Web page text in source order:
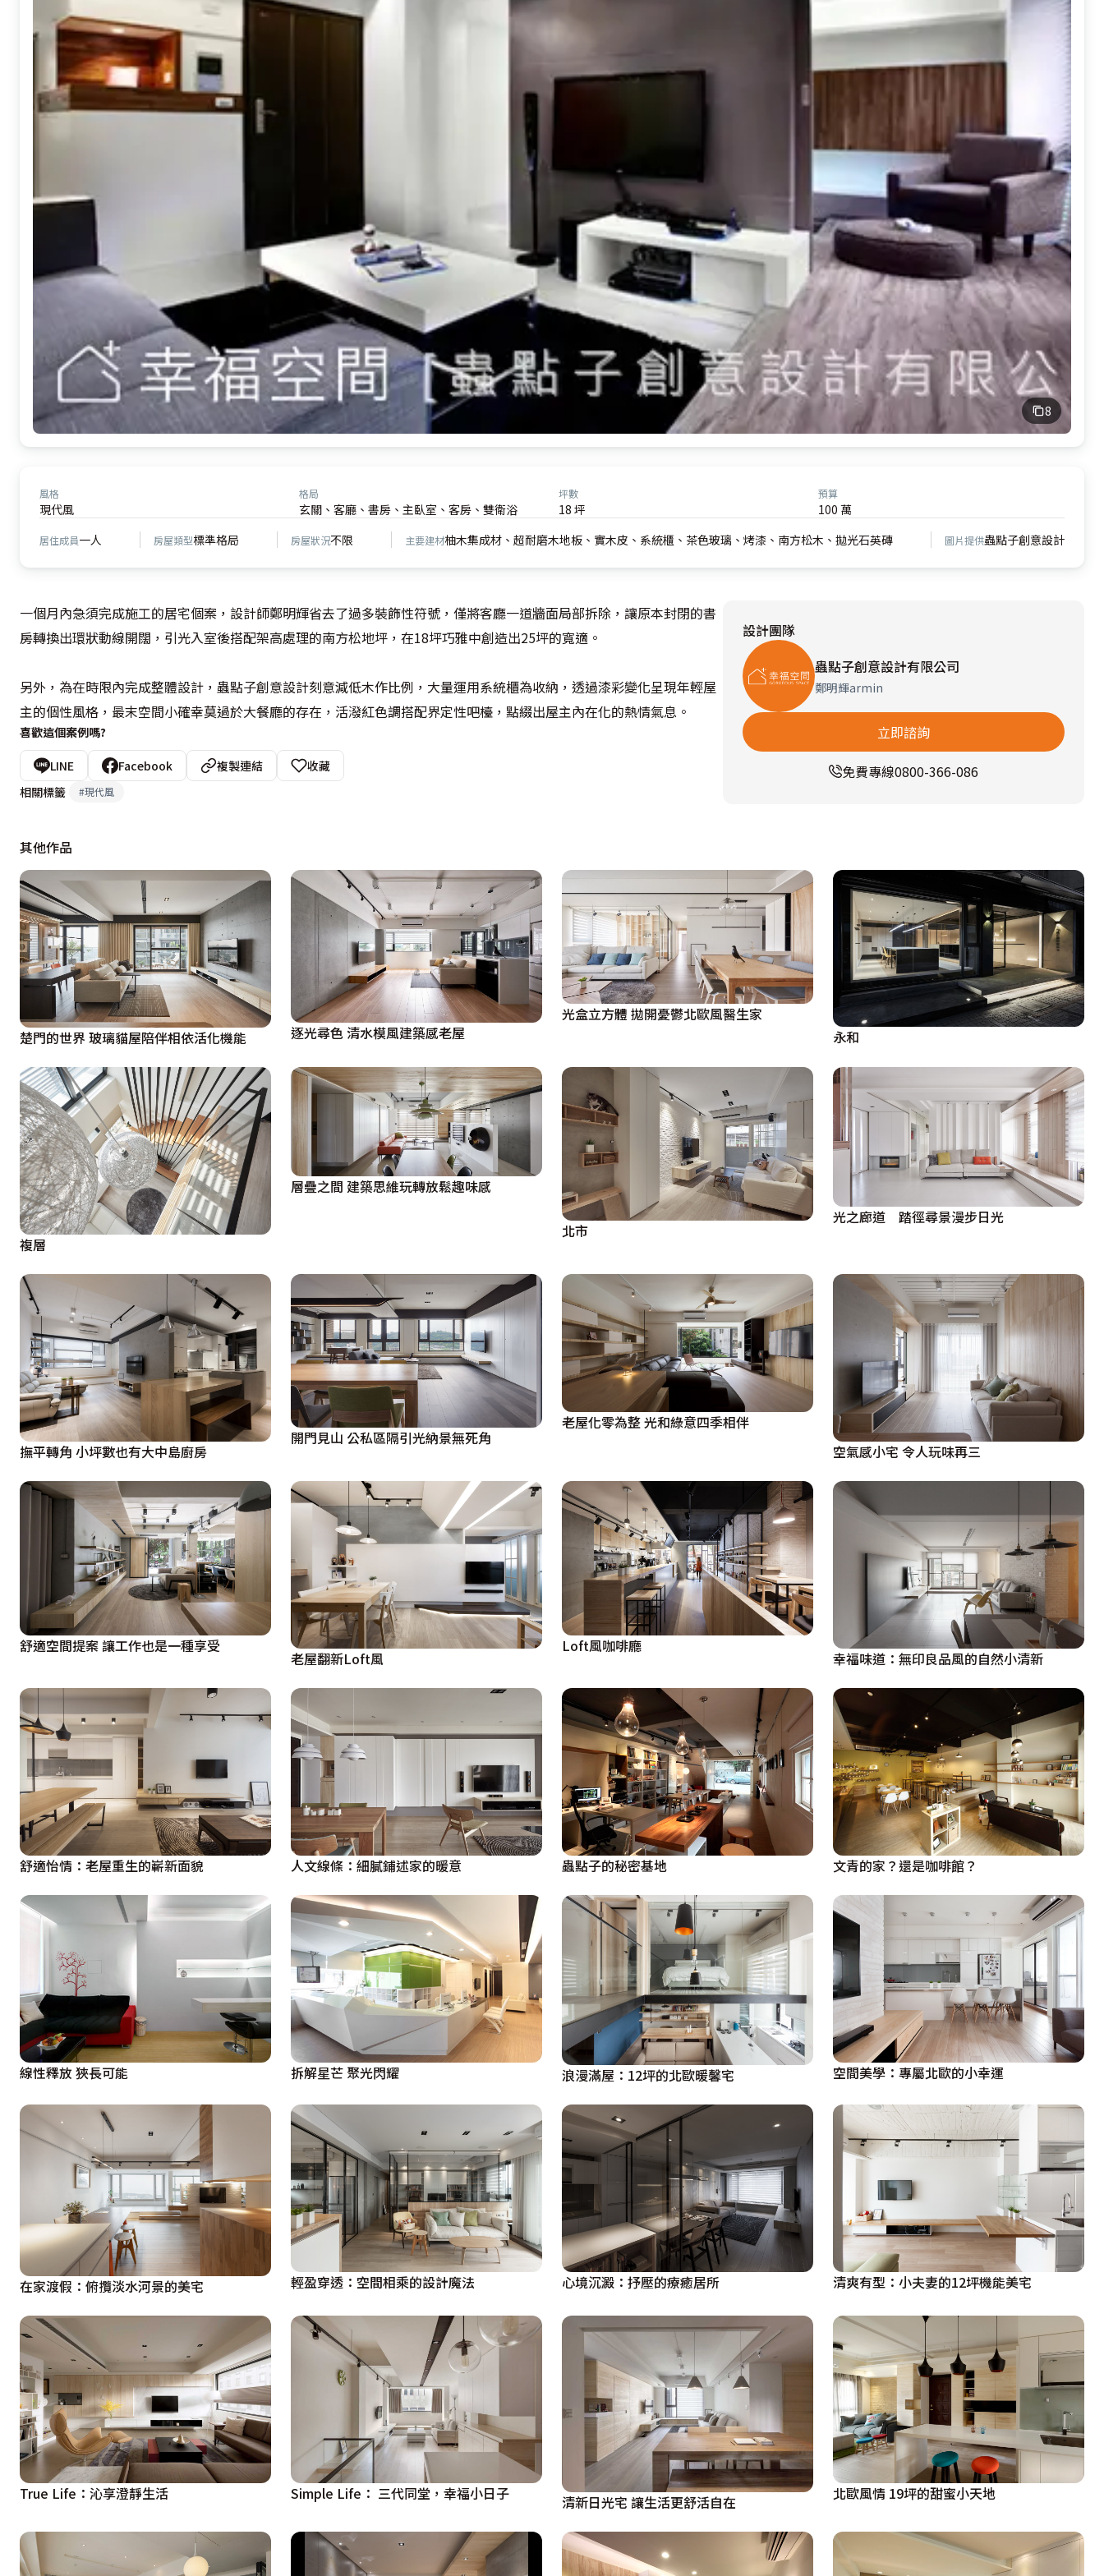
8
風格
現代風
格局
玄關、客廳、書房、主臥室、客房、雙衛浴
坪數
18 坪
預算
100 萬
居住成員一人 房屋類型標準格局 房屋狀況不限 主要建材柚木集成材、超耐磨木地板、實木皮、系統櫃、茶色玻璃、烤漆、南方松木、拋光石英磚 圖片提供蟲點子創意設計
一個月內急須完成施工的居宅個案，設計師鄭明輝省去了過多裝飾性符號，僅將客廳一道牆面局部拆除，讓原本封閉的書
房轉換出環狀動線開闊，引光入室後搭配架高處理的南方松地坪，在18坪巧雅中創造出25坪的寬適。
另外，為在時限內完成整體設計，蟲點子創意設計刻意減低木作比例，大量運用系統櫃為收納，透過漆彩變化呈現年輕屋
主的個性風格，最末空間小確幸莫過於大餐廳的存在，活潑紅色調搭配界定性吧檯，點綴出屋主內在化的熱情氣息。
喜歡這個案例嗎?
LINE Facebook 複製連結
收藏
相關標籤
#現代風
設計團隊
蟲點子創意設計有限公司
鄭明輝armin
立即諮詢
免費專線0800-366-086
其他作品
楚門的世界 玻璃貓屋陪伴相依活化機能 逐光尋色 清水模風建築感老屋
光盒立方體 拋開憂鬱北歐風醫生家
永和
複層
層疊之間 建築思維玩轉放鬆趣味感
北市
光之廊道 踏徑尋景漫步日光
撫平轉角 小坪數也有大中島廚房
開門見山 公私區隔引光納景無死角
老屋化零為整 光和綠意四季相伴
空氣感小宅 令人玩味再三
舒適空間提案 讓工作也是一種享受
老屋翻新Loft風
Loft風咖啡廳
幸福味道：無印良品風的自然小清新
舒適怡情：老屋重生的嶄新面貌 人文線條：細膩鋪述家的暖意 蟲點子的秘密基地 文青的家？還是咖啡館？
線性釋放 狹長可能 拆解星芒 聚光閃耀 浪漫滿屋：12坪的北歐暖馨宅 空間美學：專屬北歐的小幸運
在家渡假：俯攬淡水河景的美宅 輕盈穿透：空間相乘的設計魔法 心境沉澱：抒壓的療癒居所 清爽有型：小夫妻的12坪機能美宅
True Life：沁享澄靜生活 Simple Life： 三代同堂，幸福小日子 清新日光宅 讓生活更舒活自在 北歐風情 19坪的甜蜜小天地